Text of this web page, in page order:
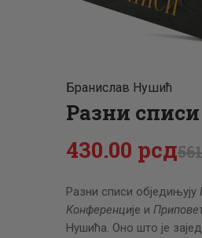
ЦЕНОВНИК
Бранислав Нушић
Разни списи
561
430.00 рсд
Разни списи обједињују
Конференције и
Нушића. Оно што је